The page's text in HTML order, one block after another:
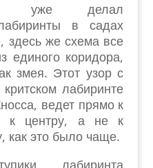
уже делал
в садах
здесь же схема все
единого коридора,
змея. Этот узор с
лабиринте
ведет прямо к
к центру, а не к
как это было чаще.
лабиринта